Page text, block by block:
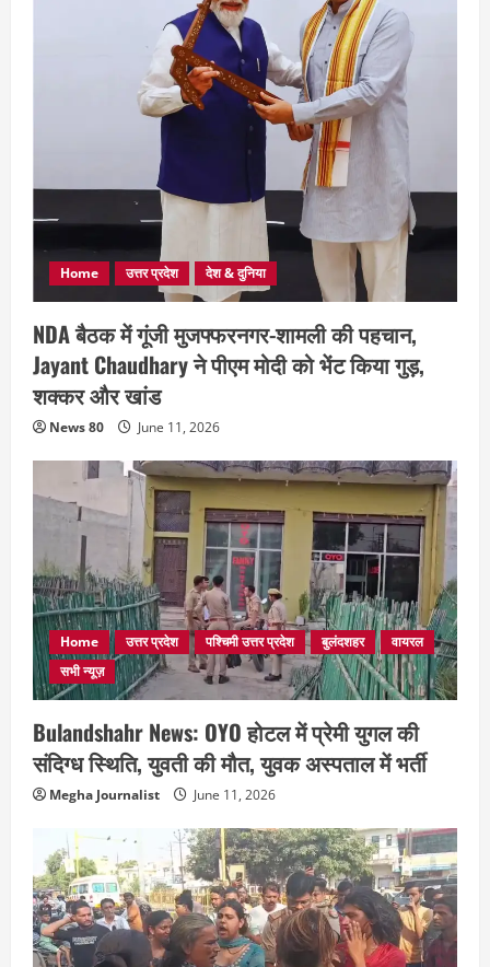
Home उत्तर प्रदेश देश & दुनिया
NDA बैठक में गूंजी मुजफ्फरनगर-शामली की पहचान,
Jayant Chaudhary ने पीएम मोदी को भेंट किया गुड़,
शक्कर और खांड
News 80 June 11, 2026
Home उत्तर प्रदेश पश्चिमी उत्तर प्रदेश बुलंदशहर
वायरल
सभी न्यूज़
Bulandshahr News: OYO होटल में प्रेमी युगल की
संदिग्ध स्थिति, युवती की मौत, युवक अस्पताल में भर्ती
Megha Journalist June 11, 2026